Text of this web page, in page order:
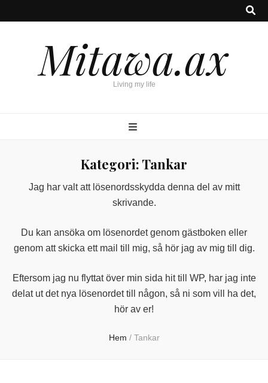
Mitawa.ax
Living my life
Kategori: Tankar
Jag har valt att lösenordsskydda denna del av mitt
skrivande.
Du kan ansöka om lösenordet genom gästboken eller
genom att skicka ett mail till mig, så hör jag av mig till dig.
Eftersom jag nu flyttat över min sida hit till WP, har jag inte
delat ut det nya lösenordet till någon, så ni som vill ha det,
hör av er!
Hem / Tankar